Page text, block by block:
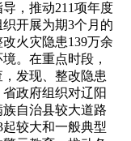
，推动211项年度
开展为期3个月的
火灾隐患139万余
。在重点时段，
发现、整改隐患
政府组织对辽阳
自治县较大道路
较大和一般典型